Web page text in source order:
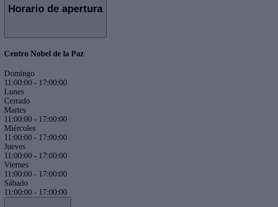
Horario de apertura
Centro Nobel de la Paz
Domingo
11:00:00 - 17:00:00
Lunes
Cerrado
Martes
11:00:00 - 17:00:00
Miércoles
11:00:00 - 17:00:00
Jueves
11:00:00 - 17:00:00
Viernes
11:00:00 - 17:00:00
Sábado
11:00:00 - 17:00:00